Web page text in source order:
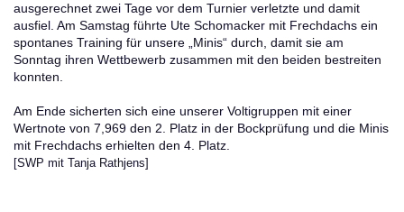
ausgerechnet zwei Tage vor dem Turnier verletzte und damit
ausfiel. Am Samstag führte Ute Schomacker mit Frechdachs ein
spontanes Training für unsere „Minis“ durch, damit sie am
Sonntag ihren Wettbewerb zusammen mit den beiden bestreiten
konnten.
Am Ende sicherten sich eine unserer Voltigruppen mit einer
Wertnote von 7,969 den 2. Platz in der Bockprüfung und die Minis
mit Frechdachs erhielten den 4. Platz.
[SWP mit Tanja Rathjens]